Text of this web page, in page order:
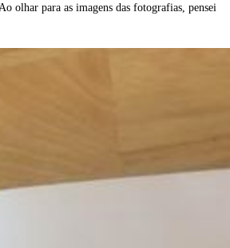
Ao olhar para as imagens das fotografias, pensei